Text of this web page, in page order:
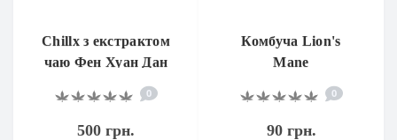
Chillx з екстрактом
чаю Фен Хуан Дан
Цун та CBG
0
500 грн.
Комбуча Lion's
Mane
0
90 грн.